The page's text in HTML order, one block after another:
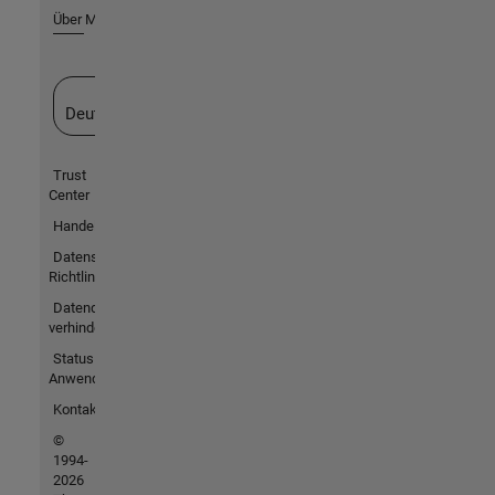
Über MathWorks
Deutschland
Trust
Center
Handelsmarken
Datenschutz-
Richtlinien
Datendiebstahl
verhindern
Status von
Anwendungen
Kontakt
©
1994-
2026